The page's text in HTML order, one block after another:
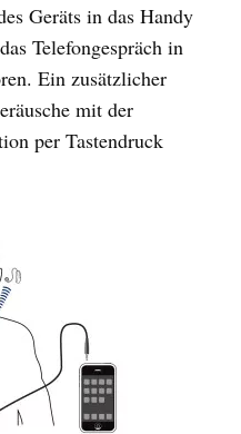
Geräts in das Handy
Telefongespräch in
Ein zusätzlicher
mit der
per Tastendruck